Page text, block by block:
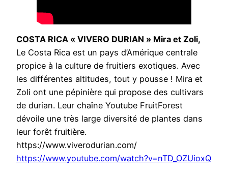
COSTA RICA « VIVERO DURIAN » Mira et Zoli,
Le Costa Rica est un pays d’Amérique centrale
propice à la culture de fruitiers exotiques. Avec
les différentes altitudes, tout y pousse ! Mira et
Zoli ont une pépinière qui propose des cultivars
de durian. Leur chaîne Youtube FruitForest
dévoile une très large diversité de plantes dans
leur forêt fruitière.
https://www.viverodurian.com/
https://www.youtube.com/watch?v=nTD_OZUioxQ